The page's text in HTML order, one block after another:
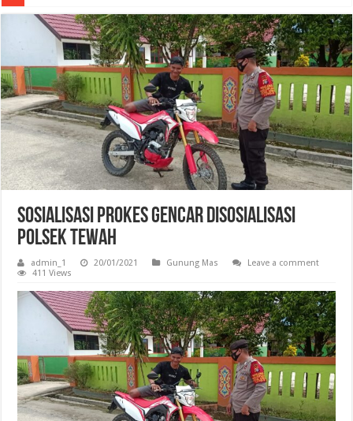
Viral! Selama Dua Bulan Lebih Siltap Serta Tunjangan Pemdes dan BPD di
Sosialisasi Prokes Gencar Disosialisasi
Polsek Tewah
admin_1 20/01/2021 Gunung Mas
Leave a comment
411 Views